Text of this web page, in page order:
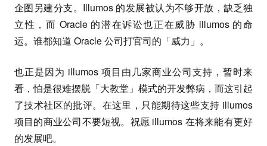
企图另建分支。Illumos 的发展被认为不够开放，缺乏独
立性，而 Oracle 的潜在诉讼也正在威胁 illumos 的命
运。谁都知道 Oracle 公司打官司的「威力」。
也正是因为 illumos 项目由几家商业公司支持，暂时来
看，怕是很难摆脱「大教堂」模式的开发弊病，而这引起
了技术社区的批评。在这里，只能期待这些支持 illumos
项目的商业公司不要短视。祝愿 illumos 在将来能有更好
的发展吧。